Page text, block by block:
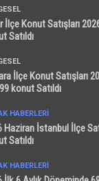
İlçe Konut Satışları
Satıldı
İlçe Konut Satışları
konut Satıldı
HABERLERI
Haziran İstanbul İlçe
Satıldı
HABERLERI